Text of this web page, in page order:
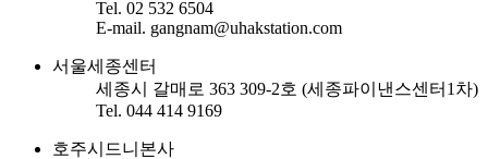
Tel. 02 532 6504
E-mail. gangnam@uhakstation.com
서울세종센터
세종시 갈매로 363 309-2호 (세종파이낸스센터1차)
Tel. 044 414 9169
호주시드니본사